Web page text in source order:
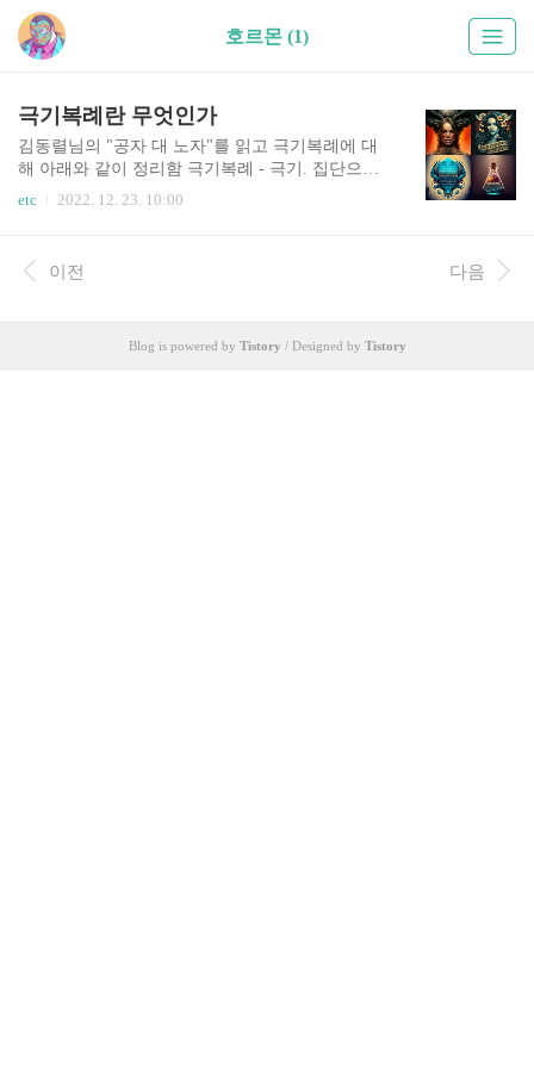
호르몬 (1)
극기복례란 무엇인가
김동렬님의 "공자 대 노자"를 읽고 극기복례에 대
해 아래와 같이 정리함 극기복례 - 극기. 집단으로
부터 자극받아 분비되는 호르몬을 극복하고 - 복
주식해야 하나 허둥지둥이다. 남들이 노스페이스
점퍼를 입으면, 아크테릭스를 사면 나만 없어 하고
etc 2022. 12. 23. 10:00
이전 다음
Blog is powered by Tistory / Designed by Tistory